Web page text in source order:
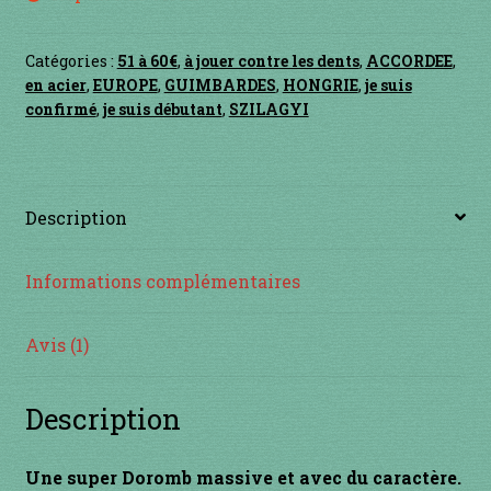
Contact
en acier
en bambou
en cuivre
en laiton
en plastique
GUIMBARDES
Catégories : 51 à 60€, à jouer contre les dents, ACCORDEE,
en acier, EUROPE, GUIMBARDES, HONGRIE, je suis
confirmé, je suis débutant, SZILAGYI
Description
Informations complémentaires
Avis (1)
Description
Une super Doromb massive et avec du caractère.